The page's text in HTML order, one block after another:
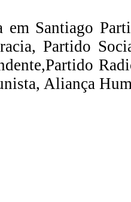
em Santiago
Partido
Aliança